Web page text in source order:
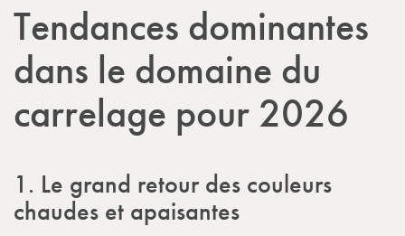
Tendances dominantes
dans le domaine du
carrelage pour 2026
1. Le grand retour des couleurs
chaudes et apaisantes